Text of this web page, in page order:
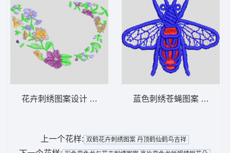
花卉刺绣图案设计 简单花 蓝色刺绣苍蝇图案 苍蝇蜜
上一个花样: 双鹤花卉刺绣图案 丹顶鹤仙鹤鸟吉祥